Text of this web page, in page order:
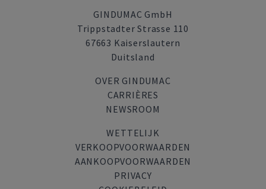
GINDUMAC GmbH
Trippstadter Strasse 110
67663 Kaiserslautern
Duitsland
OVER GINDUMAC
CARRIÈRES
NEWSROOM
WETTELIJK
VERKOOPVOORWAARDEN
AANKOOPVOORWAARDEN
PRIVACY